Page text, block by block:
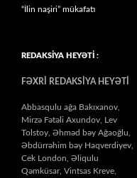
“İlin naşiri” mükafatı
REDAKSİYA HEYƏTİ :
FƏXRİ REDAKSİYA HEYƏTİ
Abbasqulu ağa Bakıxanov,
Mirzə Fətəli Axundov, Lev
Tolstoy, Əhməd bəy Ağaoğlu,
Əbdürrəhim bəy Haqverdiyev,
Cek London, Əliqulu
Qəmküsar, Vintsas Kreve,